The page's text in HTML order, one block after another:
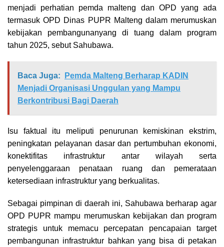
menjadi perhatian pemda malteng dan OPD yang ada
termasuk OPD Dinas PUPR Malteng dalam merumuskan
kebijakan pembangunanyang di tuang dalam program
tahun 2025, sebut Sahubawa.
Baca Juga:
Pemda Malteng Berharap KADIN
Menjadi Organisasi Unggulan yang Mampu
Berkontribusi Bagi Daerah
Isu faktual itu meliputi penurunan kemiskinan ekstrim,
peningkatan pelayanan dasar dan pertumbuhan ekonomi,
konektifitas infrastruktur antar wilayah serta
penyelenggaraan penataan ruang dan pemerataan
ketersediaan infrastruktur yang berkualitas.
Sebagai pimpinan di daerah ini, Sahubawa berharap agar
OPD PUPR mampu merumuskan kebijakan dan program
strategis untuk memacu percepatan pencapaian target
pembangunan infrastruktur bahkan yang bisa di petakan